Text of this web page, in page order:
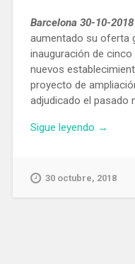
Barcelona 30-10-2018
aumentado su oferta
inauguración de
nuevos
proyecto de
adjudicado el pasado
Sigue leyendo «El
→
30 octubre, 2018